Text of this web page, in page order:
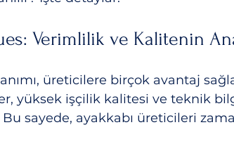
Verimlilik ve Kalitenin
üreticilere birçok avantaj
yüksek işçilik kalitesi ve teknik
sayede, ayakkabı üreticileri